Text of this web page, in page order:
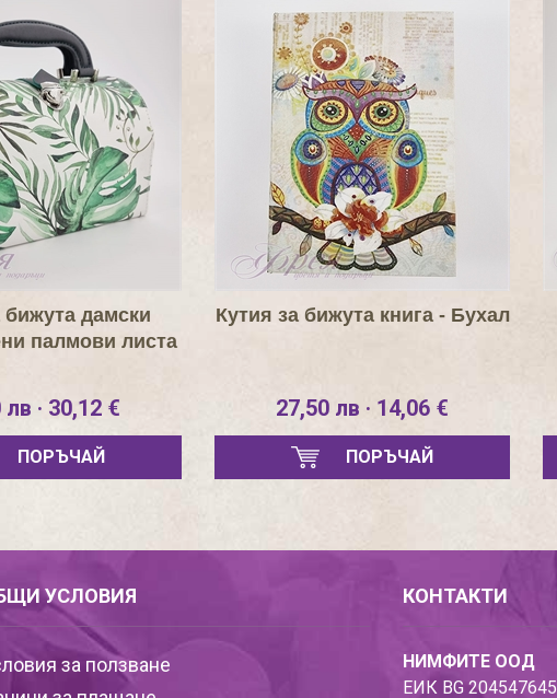
бижута дамски
палмови листа
· 30,12 €
ПОРЪЧАЙ
Кутия за бижута книга - Бухал
27,50 лв · 14,06 €
ПОРЪЧАЙ
УСЛОВИЯ
за ползване
КОНТАКТИ
НИМФИТЕ ООД
ЕИК BG 204547645